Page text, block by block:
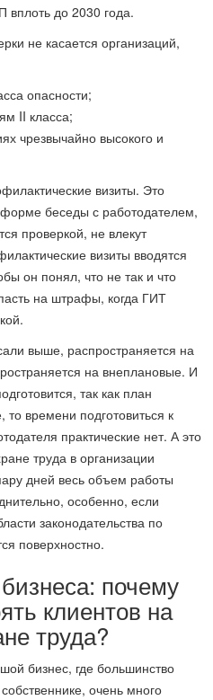
до 2030 года.
не касается организаций,
опасности;
II класса;
чрезвычайно высокого и
визиты. Это
беседы с работодателем,
проверкой, не влекут
визиты вводятся
он понял, что не так и что
на штрафы, когда ГИТ
выше, распространяется на
на внеплановые. И
так как план
то времени подготовиться к
практические нет. А это
труда в организации
дней весь объем работы
особенно, если
законодательства по
поверхностно.
почему
клиентов на
труда?
бизнес, где большинство
очень много